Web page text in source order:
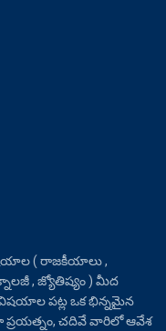
( రాజకీయాలు ,
, జ్యోతిష్యం ) మీద
విషయాల పట్ల ఒక భిన్నమైన
చదివే వారిలో ఆవేశ